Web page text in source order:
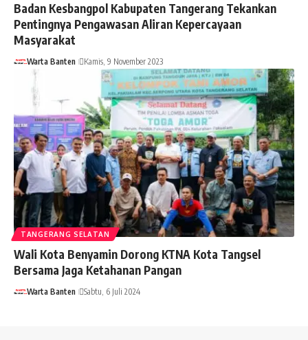
Badan Kesbangpol Kabupaten Tangerang Tekankan
Pentingnya Pengawasan Aliran Kepercayaan
Masyarakat
Warta Banten Kamis, 9 November 2023
TANGERANG SELATAN
Wali Kota Benyamin Dorong KTNA Kota Tangsel
Bersama Jaga Ketahanan Pangan
Warta Banten Sabtu, 6 Juli 2024